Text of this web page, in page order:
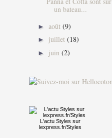
un bateau...
► août (9)
► juillet (18)
► juin (2)
L'actu Styles sur
lexpress.fr/Styles